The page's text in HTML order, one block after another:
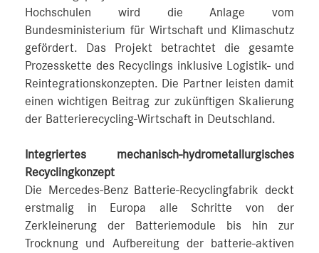
Hochschulen wird die Anlage vom
Bundesministerium für Wirtschaft und Klimaschutz
gefördert. Das Projekt betrachtet die gesamte
Prozesskette des Recyclings inklusive Logistik- und
Reintegrationskonzepten. Die Partner leisten damit
einen wichtigen Beitrag zur zukünftigen Skalierung
der Batterierecycling-Wirtschaft in Deutschland.
Integriertes mechanisch-hydrometallurgisches
Recyclingkonzept
Die Mercedes-Benz Batterie-Recyclingfabrik deckt
erstmalig in Europa alle Schritte von der
Zerkleinerung der Batteriemodule bis hin zur
Trocknung und Aufbereitung der batterie-aktiven